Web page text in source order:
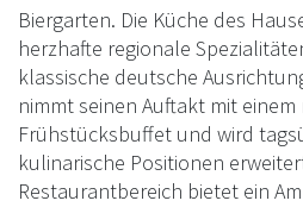
Biergarten. Die Küche des
herzhafte regionale
klassische deutsche
nimmt seinen Auftakt mit
Frühstücksbuffet und wird
kulinarische Positionen
Restaurantbereich bietet ein